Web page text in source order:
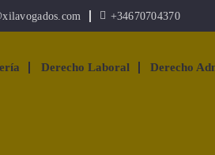
+34670704370
Derecho Laboral Derecho